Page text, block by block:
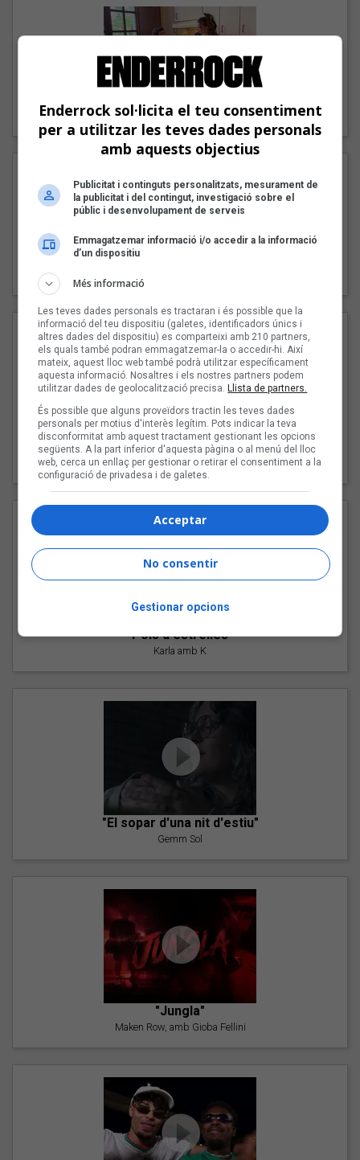
Carmen y María
"Les cabres"
94 Rules amb Compte
"Pols d'estrelles"
Karla amb K
"El sopar d'una nit d'estiu"
Gemm Sol
"Jungla"
Maken Row, amb Gioba Fellini
Enderrock sol·licita el teu consentiment
per a utilitzar les teves dades personals
amb aquests objectius
Publicitat i continguts personalitzats, mesurament de
la publicitat i del contingut, investigació sobre el
públic i desenvolupament de serveis
Emmagatzemar informació i/o accedir a la informació
d’un dispositiu
Més informació
Les teves dades personals es tractaran i és possible que la
informació del teu dispositiu (galetes, identificadors únics i
altres dades del dispositiu) es comparteixi amb 210 partners,
els quals també podran emmagatzemar-la o accedir-hi. Així
mateix, aquest lloc web també podrà utilitzar específicament
aquesta informació. Nosaltres i els nostres partners podem
utilitzar dades de geolocalització precisa.Llista de partners.
És possible que alguns proveïdors tractin les teves dades
personals per motius d'interès legítim. Pots indicar la teva
disconformitat amb aquest tractament gestionant les opcions
següents. A la part inferior d'aquesta pàgina o al menú del lloc
web, cerca un enllaç per gestionar o retirar el consentiment a la
configuració de privadesa i de galetes.
Acceptar
No consentir
Gestionar opcions